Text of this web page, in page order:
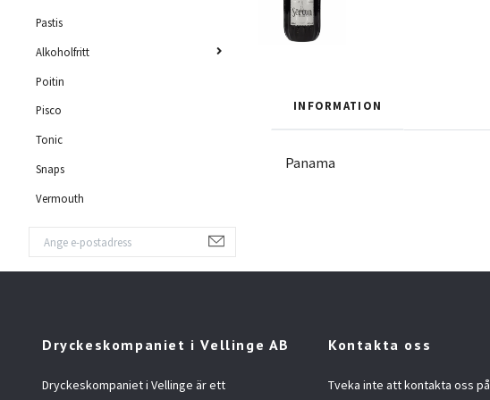
Pastis
Alkoholfritt
Poitin
Pisco
Tonic
Snaps
Vermouth
INFORMATION
Panama
Dryckeskompaniet i Vellinge AB
Dryckeskompaniet i Vellinge är ett
Kontakta oss
Tveka inte att kontakta oss på